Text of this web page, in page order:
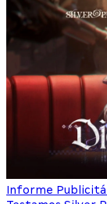
Informe